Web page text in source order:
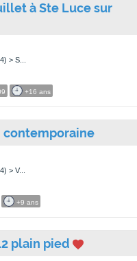
à Ste Luce sur
> S...
+16 ans
contemporaine
> V...
+9 ans
plain pied